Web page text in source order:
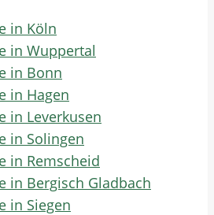
in Köln
in Wuppertal
in Bonn
in Hagen
in Leverkusen
in Solingen
in Remscheid
in Bergisch Gladbach
in Siegen